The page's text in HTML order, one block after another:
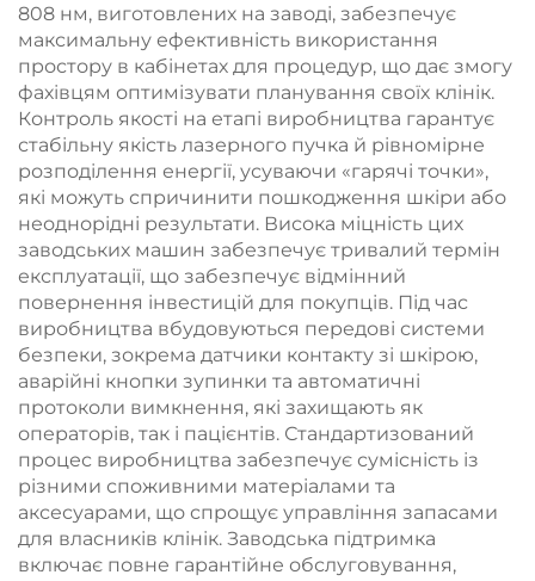
808 нм, виготовлених на заводі, забезпечує
максимальну ефективність використання
простору в кабінетах для процедур, що дає змогу
фахівцям оптимізувати планування своїх клінік.
Контроль якості на етапі виробництва гарантує
стабільну якість лазерного пучка й рівномірне
розподілення енергії, усуваючи «гарячі точки»,
які можуть спричинити пошкодження шкіри або
неоднорідні результати. Висока міцність цих
заводських машин забезпечує тривалий термін
експлуатації, що забезпечує відмінний
повернення інвестицій для покупців. Під час
виробництва вбудовуються передові системи
безпеки, зокрема датчики контакту зі шкірою,
аварійні кнопки зупинки та автоматичні
протоколи вимкнення, які захищають як
операторів, так і пацієнтів. Стандартизований
процес виробництва забезпечує сумісність із
різними споживними матеріалами та
аксесуарами, що спрощує управління запасами
для власників клінік. Заводська підтримка
включає повне гарантійне обслуговування,